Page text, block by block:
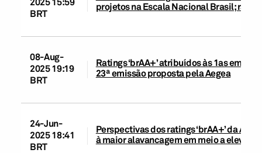
BRT
projetos na Escala Nacional Brasil;
08-Aug-
2025 19:19
BRT
Ratings ‘brAA+’ atribuídos às 1as
23ª emissão proposta pela Aegea
24-Jun-
2025 18:41
BRT
Perspectivas dos ratings ‘brAA+’ da
à maior alavancagem em meio a